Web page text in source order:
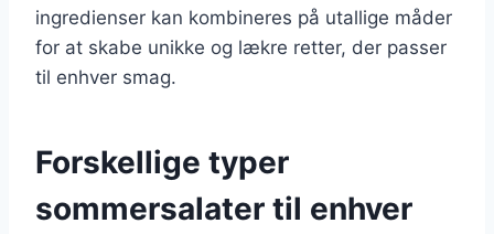
ingredienser kan kombineres på utallige måder
for at skabe unikke og lækre retter, der passer
til enhver smag.
Forskellige typer
sommersalater til enhver